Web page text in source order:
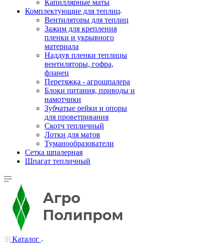
Капиллярные маты
Комплектующие для теплиц
Вентиляторы для теплиц
Зажим для крепления
пленки и укрывного
материала
Наддув пленки теплицы
вентиляторы, гофра,
фланец
Перетяжка - агрошпалера
Блоки питания, приводы и
намотчики
Зубчатые рейки и опоры
для проветривания
Скотч тепличный
Лотки для матов
Туманообразователи
Сетка шпалерная
Шпагат тепличный
Каталог